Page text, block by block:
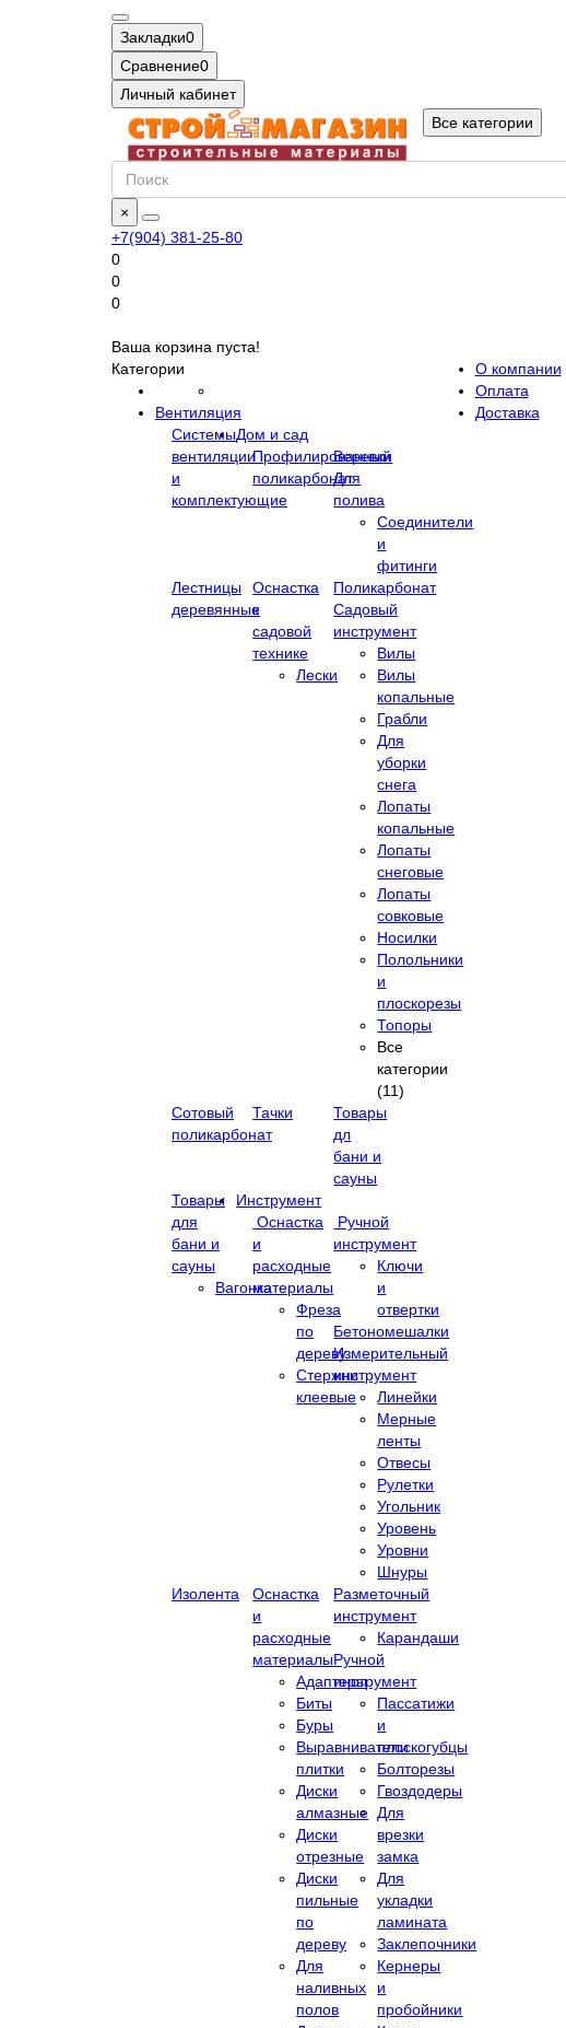
Закладки0
Сравнение0
Личный кабинет
Все категории
×
+7(904) 381-25-80
0
0
0
Ваша корзина пуста!
Категории
Вентиляция
Системы
вентиляции
и
комплектующие
Дом и сад
Профилированный
поликарбонат
Веревки
Для
полива
Соединители
и
фитинги
Лестницы
деревянные
Оснастка
к
садовой
технике
Лески
Поликарбонат
Садовый
инструмент
Вилы
Вилы
копальные
Грабли
Для
уборки
снега
Лопаты
копальные
Лопаты
снеговые
Лопаты
совковые
Носилки
Полольники
и
плоскорезы
Топоры
Все
категории
(11)
Сотовый
поликарбонат
Тачки
Товары
дл
бани и
сауны
Товары
для
бани и
сауны
Вагонка
Инструмент
Оснастка
и
расходные
материалы
Фреза
по
дереву
Стержни
клеевые
Ручной
инструмент
Ключи
и
отвертки
Бетономешалки
Измерительный
инструмент
Линейки
Мерные
ленты
Отвесы
Рулетки
Угольник
Уровень
Уровни
Шнуры
Изолента
Оснастка
и
расходные
материалы
Адаптеры
Биты
Буры
Выравниватели
плитки
Диски
алмазные
Диски
отрезные
Диски
пильные
по
дереву
Для
наливных
полов
Разметочный
инструмент
Карандаши
Ручной
инструмент
Пассатижи
и
плоскогубцы
Болторезы
Гвоздодеры
Для
врезки
замка
Для
укладки
ламината
Заклепочники
Кернеры
и
пробойники
О компании
Оплата
Доставка